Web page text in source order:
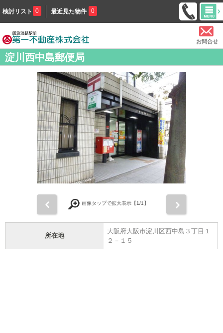
検討リスト 0 最近見た物件 0
お問合せ
淀川西中島郵便局
画像タップで拡大表示【1/1】
所在地
大阪府大阪市淀川区西中島３丁目１
２－１５